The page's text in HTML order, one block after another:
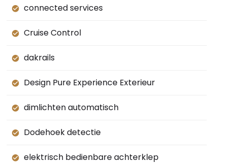
connected services
Cruise Control
dakrails
Design Pure Experience Exterieur
dimlichten automatisch
Dodehoek detectie
elektrisch bedienbare achterklep